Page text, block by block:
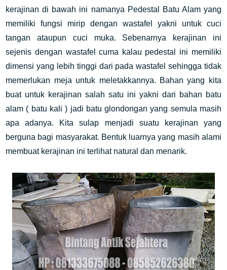
kerajinan di bawah ini namanya Pedestal Batu Alam yang
memiliki fungsi mirip dengan wastafel yakni untuk cuci
tangan ataupun cuci muka. Sebenarnya kerajinan ini
sejenis dengan wastafel cuma kalau pedestal ini memiliki
dimensi yang lebih tinggi dari pada wastafel sehingga tidak
memerlukan meja untuk meletakkannya. Bahan yang kita
buat untuk kerajinan salah satu ini yakni dari bahan batu
alam ( batu kali ) jadi batu glondongan yang semula masih
apa adanya. Kita sulap menjadi suatu kerajinan yang
berguna bagi masyarakat. Bentuk luarnya yang masih alami
membuat kerajinan ini terlihat natural dan menarik.